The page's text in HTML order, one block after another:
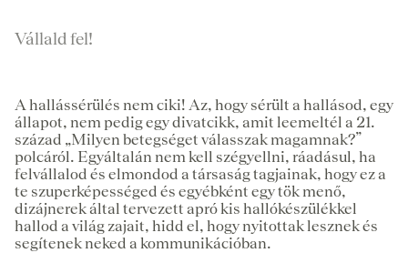
Vállald fel!
A hallássérülés nem ciki! Az, hogy sérült a hallásod, egy
állapot, nem pedig egy divatcikk, amit leemeltél a 21.
század „Milyen betegséget válasszak magamnak?”
polcáról. Egyáltalán nem kell szégyellni, ráadásul, ha
felvállalod és elmondod a társaság tagjainak, hogy ez a
te szuperképességed és egyébként egy tök menő,
dizájnerek által tervezett apró kis hallókészülékkel
hallod a világ zajait, hidd el, hogy nyitottak lesznek és
segítenek neked a kommunikációban.